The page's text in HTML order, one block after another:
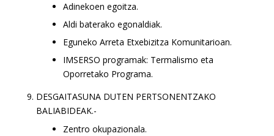
Adinekoen egoitza.
Aldi baterako egonaldiak.
Eguneko Arreta Etxebizitza Komunitarioan.
IMSERSO programak: Termalismo eta
Oporretako Programa.
DESGAITASUNA DUTEN PERTSONENTZAKO
BALIABIDEAK.-
Zentro okupazionala.